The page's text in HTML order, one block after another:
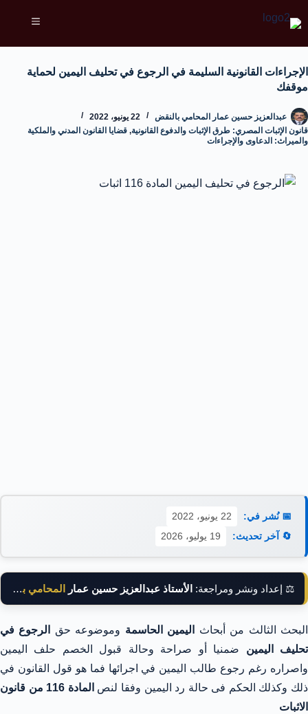
الإجراءات القانونية السليمة في الرجوع في تحليف اليمين لحماية
موقفك
عبدالعزيز حسين عمار المحامي بالنقض
22 يونيو، 2022
قانون الإثبات المصري: طرق الإثبات والدفوع القانونية, قضايا القانون المدني والملكية
والميراث: الدعاوى والإجراءات
📅 نُشر في:
22 يونيو، 2022
🔄 آخر تحديث:
19 يوليو، 2026
⚖️ إعداد ونشر ومراجعة: الأستاذ عبدالعزيز حسين عمار المحامي بالنقض
البحث الثالث من أبحاث اليمين الحاسمة وموضوعه حق
الرجوع في
تحليف اليمين ضمنيا أو صراحة وحالة قبول الخصم حلف اليمين
واصراره رغم رجوع طالب اليمين في اجرائها فما هو قول القانون في
ذلك وكذلك الحكم فى حالة رد اليمين وفقا لنص
المادة 116 من قانون
الاثبات